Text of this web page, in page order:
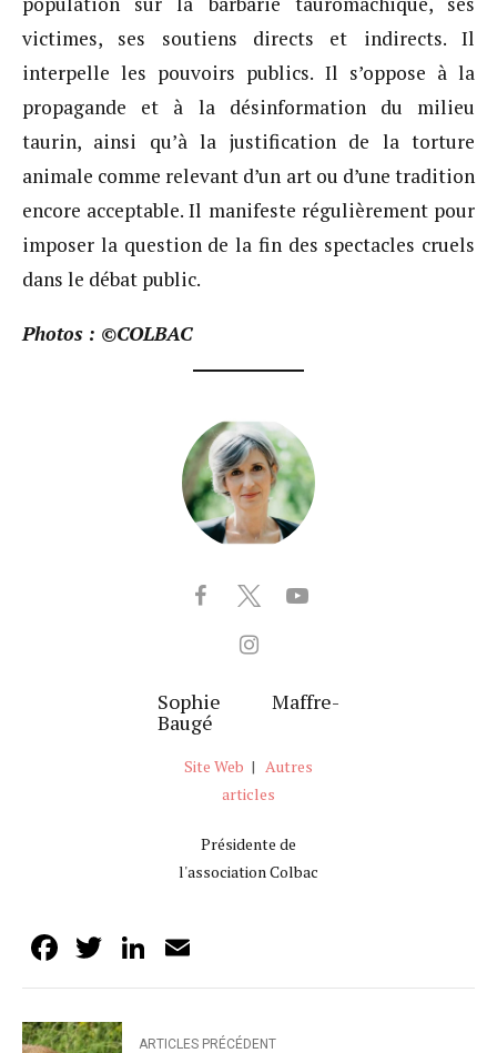
victimes, ses soutiens directs et indirects. Il
interpelle les pouvoirs publics. Il s’oppose à la
propagande et à la désinformation du milieu
taurin, ainsi qu’à la justification de la torture
animale comme relevant d’un art ou d’une tradition
encore acceptable. Il manifeste régulièrement pour
imposer la question de la fin des spectacles cruels
dans le débat public.
Photos : ©COLBAC
Sophie Maffre-
Baugé
Site Web | Autres
articles
Présidente de
l'association Colbac
Facebook
TwitterLinkedIn
ARTICLES PRÉCÉDENT